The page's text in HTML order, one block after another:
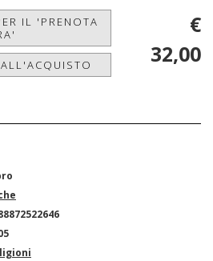
IL 'PRENOTA
€
32,00